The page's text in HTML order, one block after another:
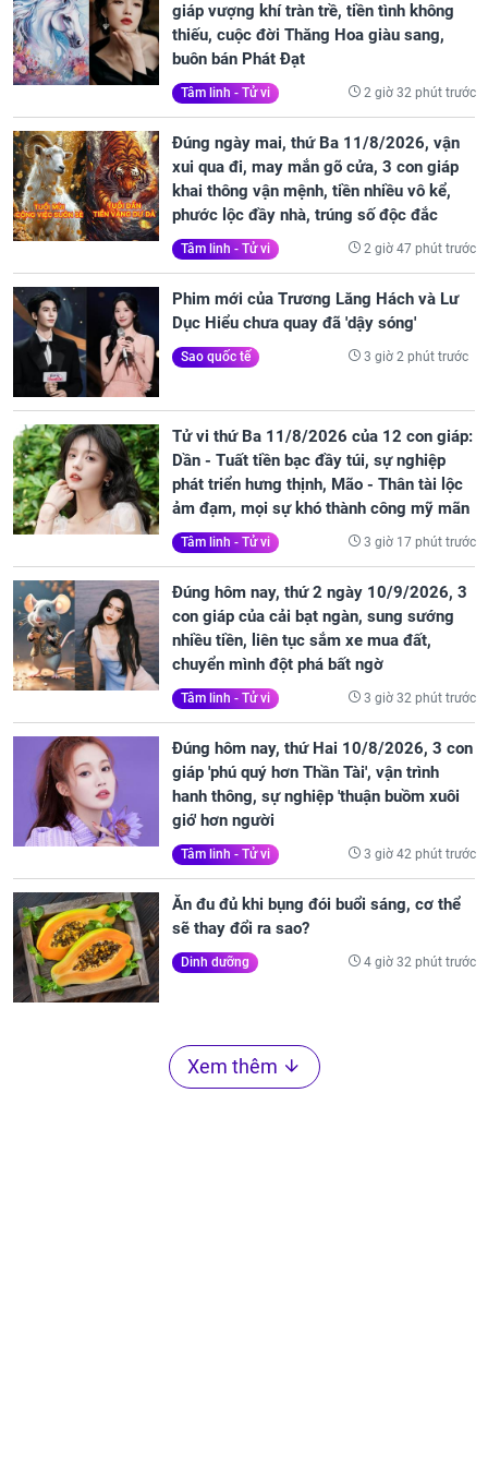
giáp vượng khí tràn trề, tiền tình không
thiếu, cuộc đời Thăng Hoa giàu sang,
buôn bán Phát Đạt
Tâm linh - Tử vi 2 giờ 32 phút trước
Đúng ngày mai, thứ Ba 11/8/2026, vận
xui qua đi, may mắn gõ cửa, 3 con giáp
khai thông vận mệnh, tiền nhiều vô kể,
phước lộc đầy nhà, trúng số độc đắc
Tâm linh - Tử vi 2 giờ 47 phút trước
Phim mới của Trương Lăng Hách và Lư
Dục Hiểu chưa quay đã 'dậy sóng'
Sao quốc tế 3 giờ 2 phút trước
Tử vi thứ Ba 11/8/2026 của 12 con giáp:
Dần - Tuất tiền bạc đầy túi, sự nghiệp
phát triển hưng thịnh, Mão - Thân tài lộc
ảm đạm, mọi sự khó thành công mỹ mãn
Tâm linh - Tử vi 3 giờ 17 phút trước
Đúng hôm nay, thứ 2 ngày 10/9/2026, 3
con giáp của cải bạt ngàn, sung sướng
nhiều tiền, liên tục sắm xe mua đất,
chuyển mình đột phá bất ngờ
Tâm linh - Tử vi 3 giờ 32 phút trước
Đúng hôm nay, thứ Hai 10/8/2026, 3 con
giáp 'phú quý hơn Thần Tài', vận trình
hanh thông, sự nghiệp 'thuận buồm xuôi
gió' hơn người
Tâm linh - Tử vi 3 giờ 42 phút trước
Ăn đu đủ khi bụng đói buổi sáng, cơ thể
sẽ thay đổi ra sao?
Dinh dưỡng 4 giờ 32 phút trước
Xem thêm